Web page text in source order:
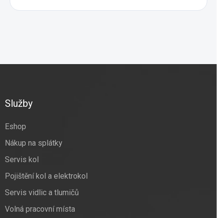
Služby
Eshop
Nákup na splátky
Servis kol
Pojištění kol a elektrokol
Servis vidlic a tlumičů
Volná pracovní místa